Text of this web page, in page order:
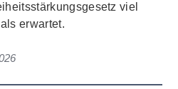
viel
erwartet.